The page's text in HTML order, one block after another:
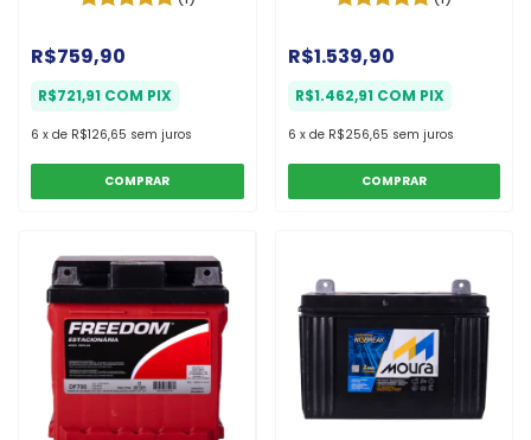
R$759,90
R$721,91 COM PIX
6 x de R$126,65 sem juros
COMPRAR
R$1.539,90
R$1.462,91 COM PIX
6 x de R$256,65 sem juros
COMPRAR